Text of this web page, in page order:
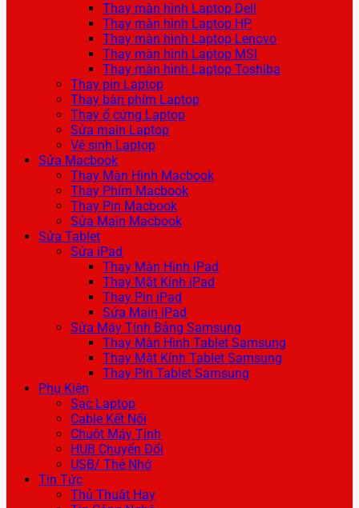
Thay màn hình Laptop Dell
Thay màn hình Laptop HP
Thay màn hình Laptop Lenovo
Thay màn hình Laptop MSI
Thay màn hình Laptop Toshiba
Thay pin Laptop
Thay bàn phím Laptop
Thay ổ cứng Laptop
Sửa main Laptop
Vệ sinh Laptop
Sửa Macbook
Thay Màn Hình Macbook
Thay Phím Macbook
Thay Pin Macbook
Sửa Main Macbook
Sửa Tablet
Sửa iPad
Thay Màn Hình iPad
Thay Mặt Kính iPad
Thay Pin iPad
Sửa Main iPad
Sửa Máy Tính Bảng Samsung
Thay Màn Hình Tablet Samsung
Thay Mặt Kính Tablet Samsung
Thay Pin Tablet Samsung
Phụ Kiện
Sạc Laptop
Cable Kết Nối
Chuột Máy Tính
HUB Chuyển Đổi
USB/ Thẻ Nhớ
Tin Tức
Thủ Thuật Hay